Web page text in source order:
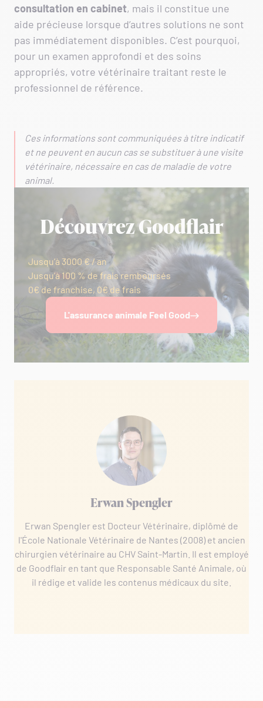
consultation en cabinet, mais il constitue une
aide précieuse lorsque d’autres solutions ne sont
pas immédiatement disponibles. C’est pourquoi,
pour un examen approfondi et des soins
appropriés, votre vétérinaire traitant reste le
professionnel de référence.
Ces informations sont communiquées à titre indicatif
et ne peuvent en aucun cas se substituer à une visite
vétérinaire, nécessaire en cas de maladie de votre
animal.
Découvrez Goodflair
Jusqu’à 3000 € / an
Jusqu’à 100 % de frais remboursés
0€ de franchise, 0€ de frais
L'assurance animale Feel Good
Erwan Spengler
Erwan Spengler est Docteur Vétérinaire, diplômé de
l'École Nationale Vétérinaire de Nantes (2008) et ancien
chirurgien vétérinaire au CHV Saint-Martin. Il est employé
de Goodflair en tant que Responsable Santé Animale, où
il rédige et valide les contenus médicaux du site.